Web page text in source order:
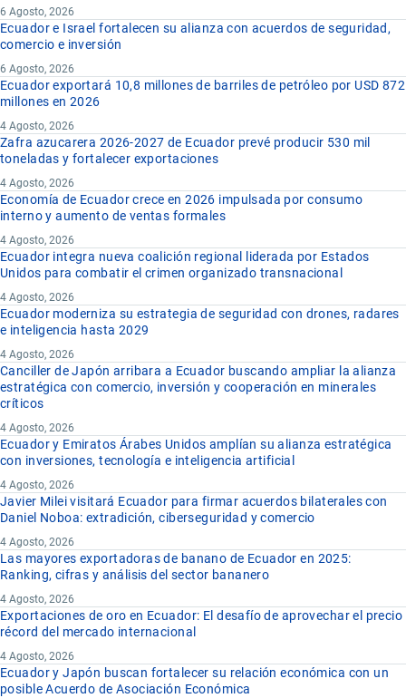
6 Agosto, 2026
Ecuador e Israel fortalecen su alianza con acuerdos de seguridad,
comercio e inversión
6 Agosto, 2026
Ecuador exportará 10,8 millones de barriles de petróleo por USD 872
millones en 2026
4 Agosto, 2026
Zafra azucarera 2026-2027 de Ecuador prevé producir 530 mil
toneladas y fortalecer exportaciones
4 Agosto, 2026
Economía de Ecuador crece en 2026 impulsada por consumo
interno y aumento de ventas formales
4 Agosto, 2026
Ecuador integra nueva coalición regional liderada por Estados
Unidos para combatir el crimen organizado transnacional
4 Agosto, 2026
Ecuador moderniza su estrategia de seguridad con drones, radares
e inteligencia hasta 2029
4 Agosto, 2026
Canciller de Japón arribara a Ecuador buscando ampliar la alianza
estratégica con comercio, inversión y cooperación en minerales
críticos
4 Agosto, 2026
Ecuador y Emiratos Árabes Unidos amplían su alianza estratégica
con inversiones, tecnología e inteligencia artificial
4 Agosto, 2026
Javier Milei visitará Ecuador para firmar acuerdos bilaterales con
Daniel Noboa: extradición, ciberseguridad y comercio
4 Agosto, 2026
Las mayores exportadoras de banano de Ecuador en 2025:
Ranking, cifras y análisis del sector bananero
4 Agosto, 2026
Exportaciones de oro en Ecuador: El desafío de aprovechar el precio
récord del mercado internacional
4 Agosto, 2026
Ecuador y Japón buscan fortalecer su relación económica con un
posible Acuerdo de Asociación Económica